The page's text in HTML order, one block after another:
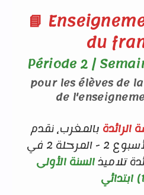
📘
du
Période 2 |
pour les élèves de
de
الرائدة بالمغرب، نقدم
لكم الحصة 5 من الأسبوع 2 - المرحلة 2 في
تلاميذالسنة الأولى